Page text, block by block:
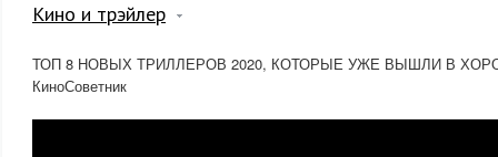
Кино и трэйлер
ТОП 8 НОВЫХ ТРИЛЛЕРОВ 2020, КОТОРЫЕ УЖЕ ВЫШЛИ В
КиноСоветник